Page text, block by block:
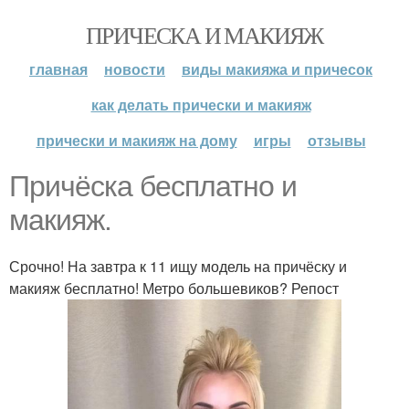
ПРИЧЕСКА И МАКИЯЖ
главная новости
виды макияжа и причесок
как делать прически и макияж
прически и макияж на дому
игры отзывы
Причёска бесплатно и
макияж.
Срочно! На завтра к 11 ищу модель на причёску и
макияж бесплатно! Метро большевиков? Репост